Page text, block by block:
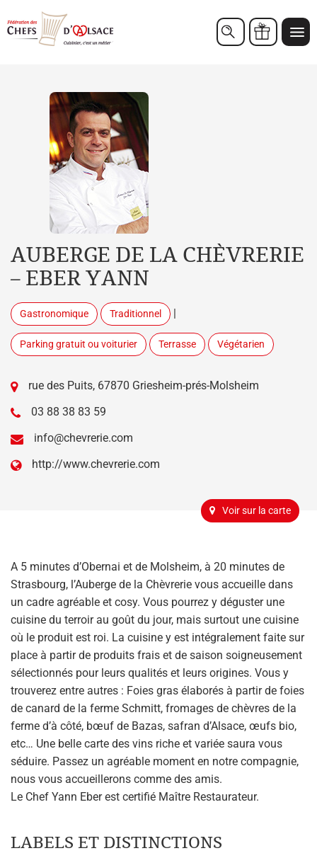
AUBERGE DE LA CHÈVRERIE
– EBER YANN
Gastronomique Traditionnel |
Parking gratuit ou voiturier Terrasse Végétarien
rue des Puits, 67870 Griesheim-prés-Molsheim
03 88 38 83 59
info@chevrerie.com
http://www.chevrerie.com
Voir sur la carte
A 5 minutes d’Obernai et de Molsheim, à 20 minutes de
Strasbourg, l’Auberge de la Chèvrerie vous accueille dans
un cadre agréable et cosy. Vous pourrez y déguster une
cuisine du terroir au goût du jour, mais surtout une cuisine
où le produit est roi. La cuisine y est intégralement faite sur
place à partir de produits frais et de saison soigneusement
sélectionnés pour leurs qualités et leurs origines. Vous y
trouverez entre autres : Foies gras élaborés à partir de foies
de canard de la ferme Schmitt, fromages de chèvres de la
ferme d’à côté, bœuf de Bazas, safran d’Alsace, œufs bio,
etc… Une belle carte des vins riche et variée saura vous
séduire. Passez un agréable moment en notre compagnie,
nous vous accueillerons comme des amis.
Le Chef Yann Eber est certifié Maître Restaurateur.
LABELS ET DISTINCTIONS